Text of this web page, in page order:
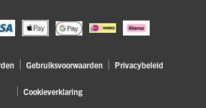
Gebruiksvoorwaarden Privacybeleid
Cookieverklaring